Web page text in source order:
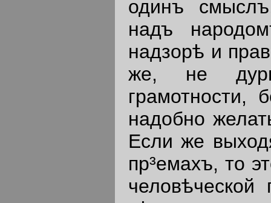
одинъ
надъ
надзорѣ и
же, не
грамотности,
надобно
Если же
пр³емахъ, то